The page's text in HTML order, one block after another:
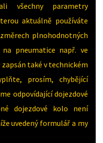
všechny parametry
aktuálně používáte
plnohodnotných
pneumatice např. ve
také v technickém
prosím, chybějící
odpovídající dojezdové
dojezdové kolo není
uvedený formulář a my